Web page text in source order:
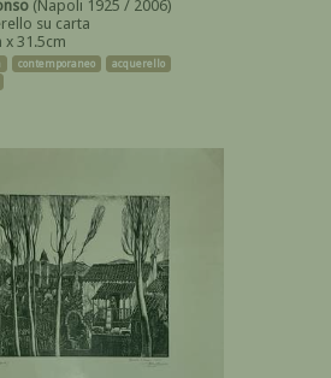
(Napoli 1925 / 2006)
su carta
x 31.5cm
contemporaneo
acquerello